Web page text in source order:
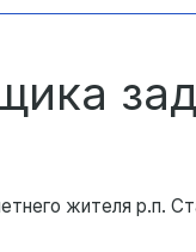
жителя р.п.